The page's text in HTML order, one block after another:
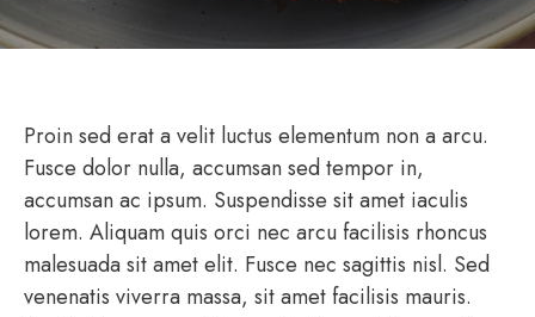
Proin sed erat a velit luctus elementum non a arcu.
Fusce dolor nulla, accumsan sed tempor in,
accumsan ac ipsum. Suspendisse sit amet iaculis
lorem. Aliquam quis orci nec arcu facilisis rhoncus
malesuada sit amet elit. Fusce nec sagittis nisl. Sed
venenatis viverra massa, sit amet facilisis mauris.